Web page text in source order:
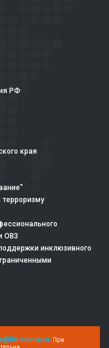
РФ
края
ОВЗ
инклюзивного
. При